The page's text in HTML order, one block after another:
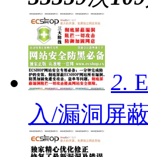
2.
入/漏洞屏